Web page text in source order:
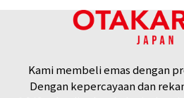
Referensi Harga Buyback
Kami membeli emas dengan
Dengan kepercayaan dan